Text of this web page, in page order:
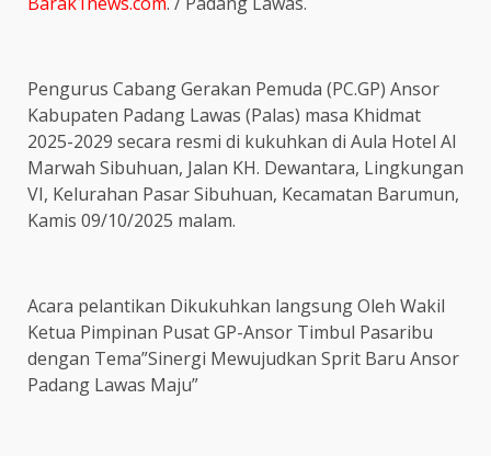
Pengurus Cabang Gerakan Pemuda (PC.GP) Ansor
Kabupaten Padang Lawas (Palas) masa Khidmat
2025-2029 secara resmi di kukuhkan di Aula Hotel Al
Marwah Sibuhuan, Jalan KH. Dewantara, Lingkungan
VI, Kelurahan Pasar Sibuhuan, Kecamatan Barumun,
Kamis 09/10/2025 malam.
Acara pelantikan Dikukuhkan langsung Oleh Wakil
Ketua Pimpinan Pusat GP-Ansor Timbul Pasaribu
dengan Tema”Sinergi Mewujudkan Sprit Baru Ansor
Padang Lawas Maju”